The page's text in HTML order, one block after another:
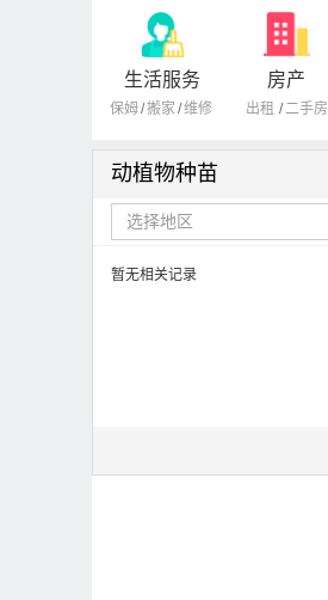
生活服务
保姆/搬家 /维修
房产
出租 /二手房
动植物种苗
选择地区
暂无相关记录